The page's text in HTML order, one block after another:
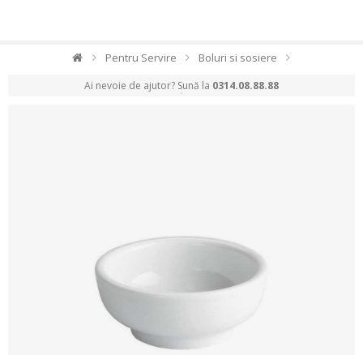
Pentru Servire Boluri si sosiere
Ai nevoie de ajutor? Sună la 0314.08.88.88